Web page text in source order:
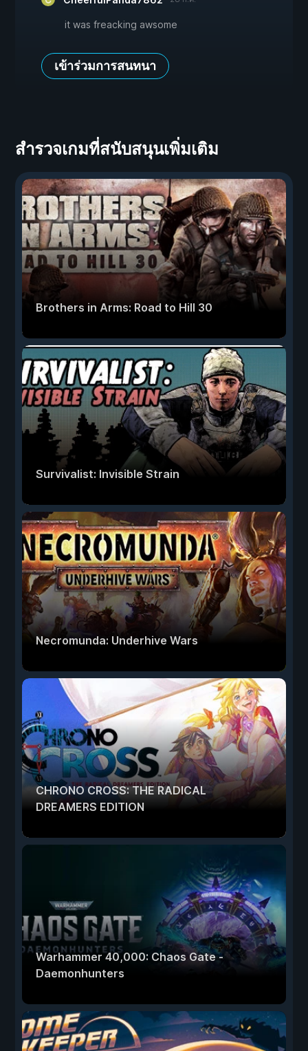
it was freacking awsome
เข้าร่วมการสนทนา
สำรวจเกมที่สนับสนุนเพิ่มเติม
Brothers in Arms: Road to Hill 30
Survivalist: Invisible Strain
Necromunda: Underhive Wars
CHRONO CROSS: THE RADICAL
DREAMERS EDITION
Warhammer 40,000: Chaos Gate -
Daemonhunters